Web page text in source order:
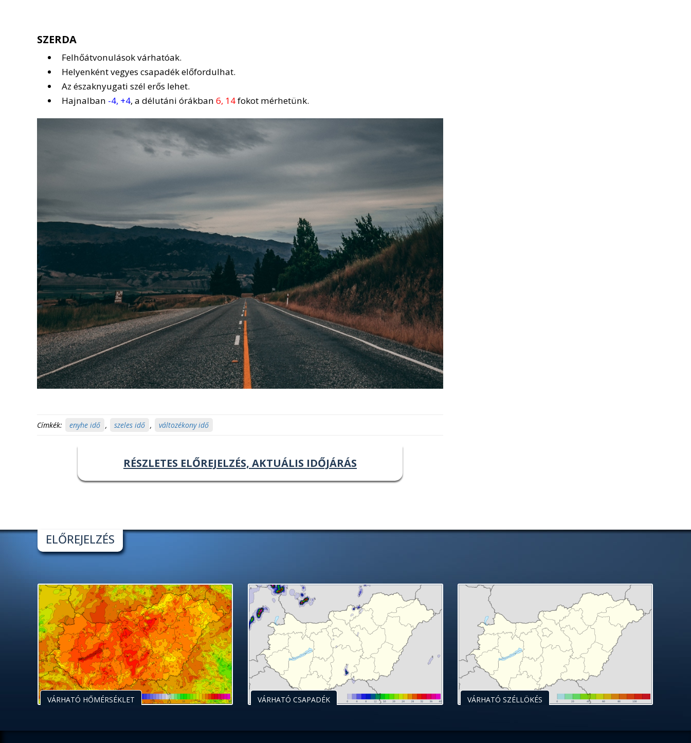
SZERDA
Felhőátvonulások várhatóak.
Helyenként vegyes csapadék előfordulhat.
Az északnyugati szél erős lehet.
Hajnalban -4, +4, a délutáni órákban 6, 14fokot mérhetünk.
Címkék: enyhe idő , szeles idő , változékony idő
RÉSZLETES ELŐREJELZÉS, AKTUÁLIS IDŐJÁRÁS
ELŐREJELZÉS
VÁRHATÓ HŐMÉRSÉKLET VÁRHATÓ CSAPADÉK VÁRHATÓ SZÉLLÖKÉS